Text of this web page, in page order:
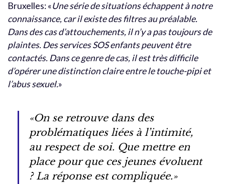
Bruxelles: «Une série de situations échappent à notre
connaissance, car il existe des filtres au préalable.
Dans des cas d’attouchements, il n’y a pas toujours de
plaintes. Des services SOS enfants peuvent être
contactés. Dans ce genre de cas, il est très difficile
d’opérer une distinction claire entre le touche-pipi et
l’abus sexuel.»
«On se retrouve dans des
problématiques liées à l’intimité,
au respect de soi. Que mettre en
place pour que ces jeunes évoluent
? La réponse est compliquée.»